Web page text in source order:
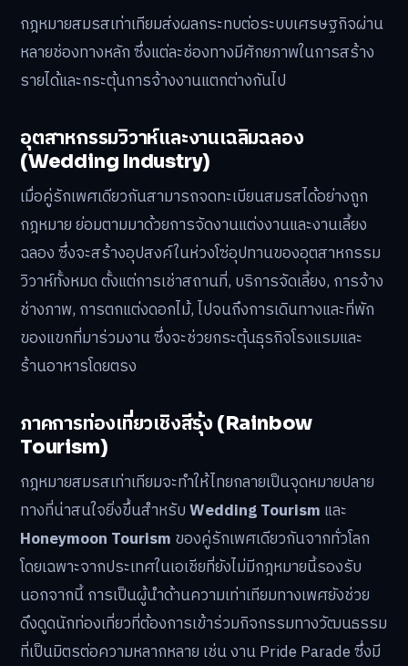
กฎหมายสมรสเท่าเทียมส่งผลกระทบต่อระบบเศรษฐกิจผ่าน
หลายช่องทางหลัก ซึ่งแต่ละช่องทางมีศักยภาพในการสร้าง
รายได้และกระตุ้นการจ้างงานแตกต่างกันไป
อุตสาหกรรมวิวาห์และงานเฉลิมฉลอง
(Wedding Industry)
เมื่อคู่รักเพศเดียวกันสามารถจดทะเบียนสมรสได้อย่างถูก
กฎหมาย ย่อมตามมาด้วยการจัดงานแต่งงานและงานเลี้ยง
ฉลอง ซึ่งจะสร้างอุปสงค์ในห่วงโซ่อุปทานของอุตสาหกรรม
วิวาห์ทั้งหมด ตั้งแต่การเช่าสถานที่, บริการจัดเลี้ยง, การจ้าง
ช่างภาพ, การตกแต่งดอกไม้, ไปจนถึงการเดินทางและที่พัก
ของแขกที่มาร่วมงาน ซึ่งจะช่วยกระตุ้นธุรกิจโรงแรมและ
ร้านอาหารโดยตรง
ภาคการท่องเที่ยวเชิงสีรุ้ง (Rainbow
Tourism)
กฎหมายสมรสเท่าเทียมจะทำให้ไทยกลายเป็นจุดหมายปลาย
ทางที่น่าสนใจยิ่งขึ้นสำหรับWedding Tourism และ
Honeymoon Tourism ของคู่รักเพศเดียวกันจากทั่วโลก
โดยเฉพาะจากประเทศในเอเชียที่ยังไม่มีกฎหมายนี้รองรับ
นอกจากนี้ การเป็นผู้นำด้านความเท่าเทียมทางเพศยังช่วย
ดึงดูดนักท่องเที่ยวที่ต้องการเข้าร่วมกิจกรรมทางวัฒนธรรม
ที่เป็นมิตรต่อความหลากหลาย เช่น งาน Pride Parade ซึ่งมี